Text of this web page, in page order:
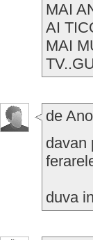
MAI
AI
MAI
de
davan
duva